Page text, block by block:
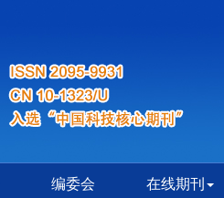
编委会 在线期刊